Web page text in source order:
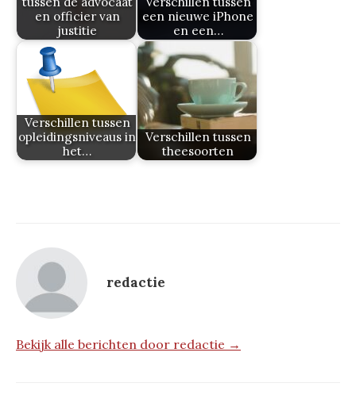
en officier van
justitie
een nieuwe iPhone
en een…
Verschillen tussen
opleidingsniveaus in
het…
Verschillen tussen
theesoorten
redactie
Bekijk alle berichten door redactie →